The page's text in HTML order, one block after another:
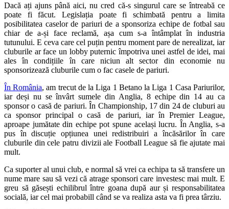
Dacă ați ajuns până aici, nu cred că-s singurul care se întreabă ce
poate fi făcut. Legislația poate fi schimbată pentru a limita
posibilitatea caselor de pariuri de a sponsoriza echipe de fotbal sau
chiar de a-și face reclamă, așa cum s-a întâmplat în industria
tutunului. E ceva care cel puțin pentru moment pare de nerealizat, iar
cluburile ar face un lobby puternic împotriva unei astfel de idei, mai
ales în condițiile în care niciun alt sector din economie nu
sponsorizează cluburile cum o fac casele de pariuri.
În România, am trecut de la Liga 1 Betano la Liga 1 Casa Pariurilor,
iar deși nu se învârt sumele din Anglia, 8 echipe din 14 au ca
sponsor o casă de pariuri. În Championship, 17 din 24 de cluburi au
ca sponsor principal o casă de pariuri, iar în Premier League,
aproape jumătate din echipe pot spune același lucru. În Anglia, s-a
pus în discuție opțiunea unei redistribuiri a încăsărilor în care
cluburile din cele patru divizii ale Football League să fie ajutate mai
mult.
Ca suporter al unui club, e normal să vrei ca echipa ta să transfere un
nume mare sau să vezi că atrage sponsori care investesc mai mult. E
greu să găsești echilibrul între goana după aur și responsabilitatea
socială, iar cel mai probabill când se va realiza asta va fi prea târziu.